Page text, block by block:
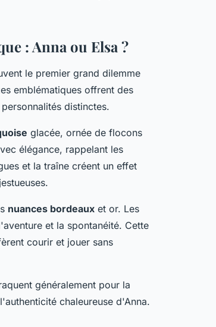
: Anna ou Elsa ?
le premier grand dilemme
emblématiques offrent des
distinctes.
glacée, ornée de flocons
élégance, rappelant les
et la traîne créent un effet
nuances bordeaux et or. Les
et la spontanéité. Cette
courir et jouer sans
généralement pour la
chaleureuse d'Anna.